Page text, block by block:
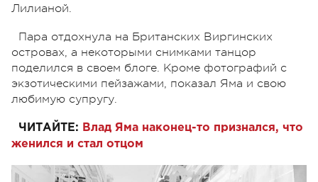
Лилианой.
Пара отдохнула на Британских Виргинских
островах, а некоторыми снимками танцор
поделился в своем блоге. Кроме фотографий с
экзотическими пейзажами, показал Яма и свою
любимую супругу.
ЧИТАЙТЕ: Влад Яма наконец-то признался, что
женился и стал отцом